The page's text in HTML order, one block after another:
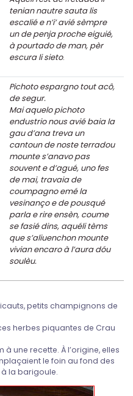
tenian nautre sauta lis
escalié e n’i’ avié sèmpre
un de penja proche eiguié,
à pourtado de man, pèr
escura li sieto.
Pichoto espargno tout acô,
de segur.
Mai aquelo pichoto
endustrio nous avié baia la
gau d’ana treva un
cantoun de noste terradou
mounte s’anavo pas
souvent e d’agué, uno fes
de mai, travaia de
coumpagno emé la
vesinanço e de pousqué
parla e rire ensèn, coume
se fasié dins, aquéli tèms
que s’aliuenchon mounte
vivian encaro à l’aura dóu
soulèu.
petits champignons de
herbes piquantes de Crau
une recette. À l’origine, elles
le foin au fond des
la barigoule.